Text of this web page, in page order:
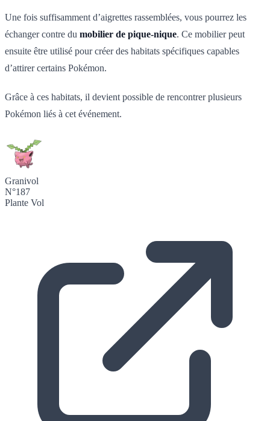
Une fois suffisamment d’aigrettes rassemblées, vous pourrez les
échanger contre du mobilier de pique-nique. Ce mobilier peut
ensuite être utilisé pour créer des habitats spécifiques capables
d’attirer certains Pokémon.
Grâce à ces habitats, il devient possible de rencontrer plusieurs
Pokémon liés à cet événement.
Granivol
N°187
Plante Vol